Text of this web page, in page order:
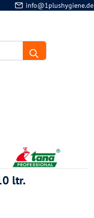
info@1plushygiene.de
ltr.